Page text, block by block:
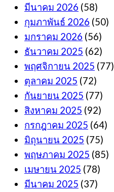
มีนาคม 2026 (58)
กุมภาพันธ์ 2026 (50)
มกราคม 2026 (56)
ธันวาคม 2025 (62)
พฤศจิกายน 2025 (77)
ตุลาคม 2025 (72)
กันยายน 2025 (77)
สิงหาคม 2025 (92)
กรกฎาคม 2025 (64)
มิถุนายน 2025 (75)
พฤษภาคม 2025 (85)
เมษายน 2025 (78)
มีนาคม 2025 (37)